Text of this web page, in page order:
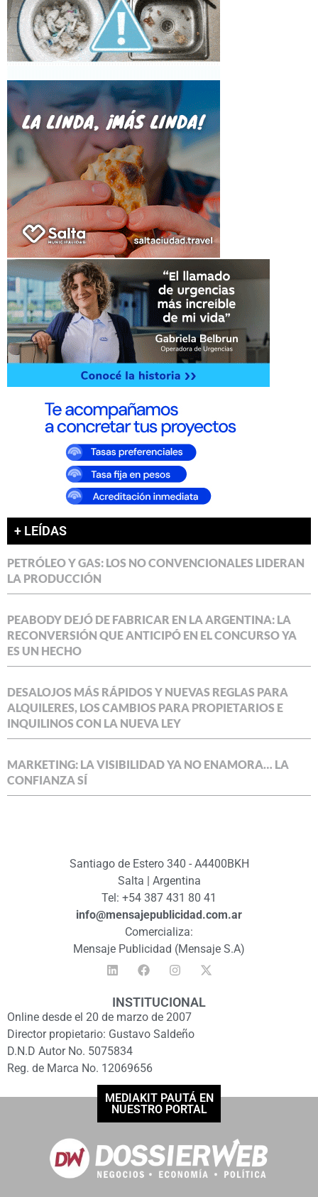
+ LEÍDAS
PETRÓLEO Y GAS: LOS NO CONVENCIONALES LIDERAN
LA PRODUCCIÓN
PEABODY DEJÓ DE FABRICAR EN LA ARGENTINA: LA
RECONVERSIÓN QUE ANTICIPÓ EN EL CONCURSO YA
ES UN HECHO
DESALOJOS MÁS RÁPIDOS Y NUEVAS REGLAS PARA
ALQUILERES, LOS CAMBIOS PARA PROPIETARIOS E
INQUILINOS CON LA NUEVA LEY
MARKETING: LA VISIBILIDAD YA NO ENAMORA… LA
CONFIANZA SÍ
Santiago de Estero 340 - A4400BKH
Salta | Argentina
Tel: +54 387 431 80 41
info@mensajepublicidad.com.ar
Comercializa:
Mensaje Publicidad (Mensaje S.A)
INSTITUCIONAL
Online desde el 20 de marzo de 2007
Director propietario: Gustavo Saldeño
D.N.D Autor No. 5075834
Reg. de Marca No. 12069656
MEDIAKIT PAUTÁ EN
NUESTRO PORTAL